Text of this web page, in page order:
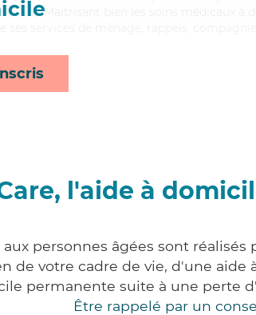
(CSS). Maitrisant bien les soins médicaux à
l'aide à
aux personnes âgées sont réalisés
de votre cadre de vie, d'une
permanente suite à une perte
Être rappelé par un